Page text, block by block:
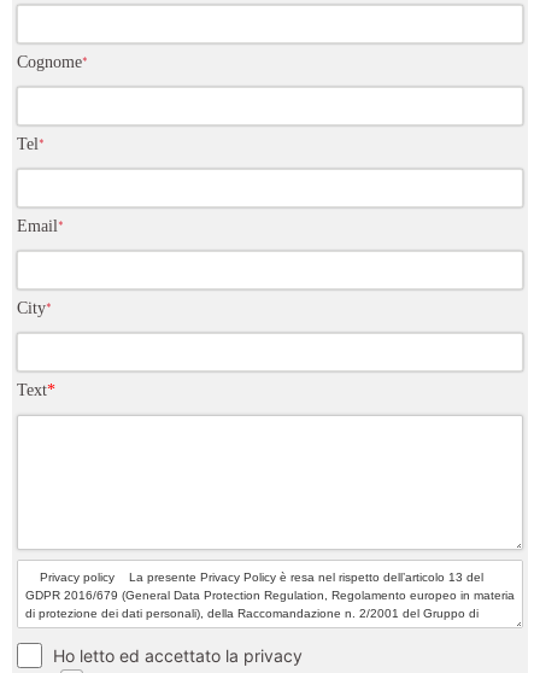
Cognome*
Tel *
Email *
City*
Text*
Ho letto ed accettato la privacy